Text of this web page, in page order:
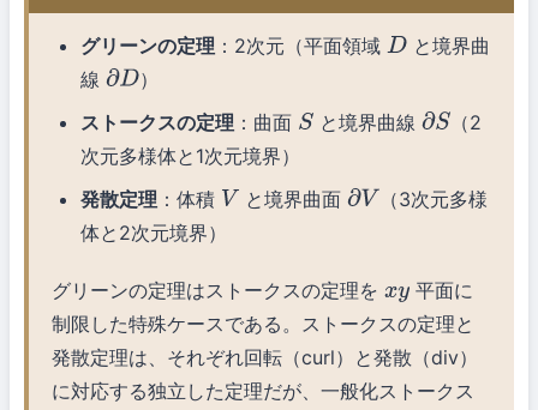
グリーンの定理 ：2次元（平面領域 D と境界曲
線∂D ）
ストークスの定理 ：曲面 Sと境界曲線 ∂S（2
次元多様体と1次元境界）
発散定理 ：体積 V と境界曲面∂V （3次元多様
体と2次元境界）
グリーンの定理はストークスの定理をxy 平面に
制限した特殊ケースである。ストークスの定理と
発散定理は、それぞれ回転（curl）と発散（div）
に対応する独立した定理だが、一般化ストークス